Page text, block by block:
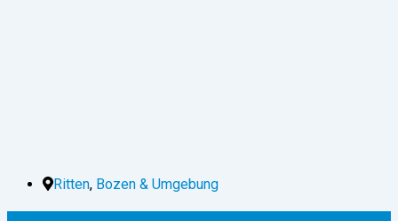
Ritten, Bozen & Umgebung